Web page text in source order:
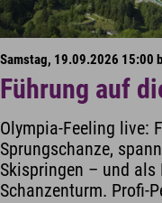
Samstag, 19.09.2026 15:00
Führung auf
Olympia-Feeling live:
Sprungschanze,
Skispringen – und
Schanzenturm. Profi-